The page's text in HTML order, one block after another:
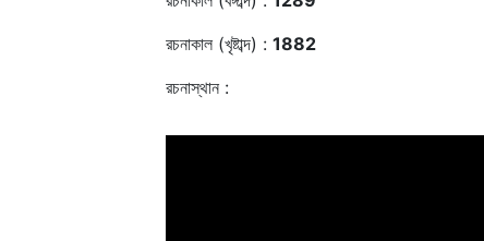
রচনাকাল (খৃষ্টাব্দ) : 1882
রচনাস্থান :